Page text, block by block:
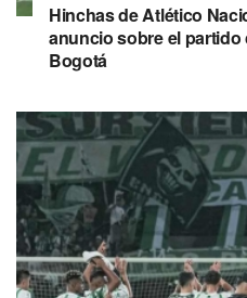
Hinchas de Atlético
anuncio sobre el partido
Bogotá